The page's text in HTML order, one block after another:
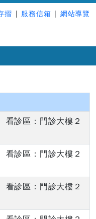
摺 | 服務信箱 | 網站導覽
診區：門診大樓２
診區：門診大樓２
診區：門診大樓２